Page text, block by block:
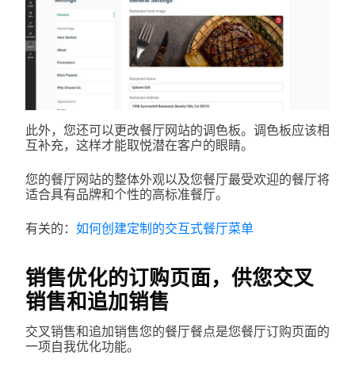
此外，您还可以更改餐厅网站的调色板。调色板应该相
互补充，这样才能取悦潜在客户的眼睛。
您的餐厅网站的整体外观以及您餐厅最受欢迎的餐厅将
适合具有品牌和个性的高标准餐厅。
有关的： 如何创建定制的交互式餐厅菜单
销售优化的订购页面，供您交叉
销售和追加销售
交叉销售和追加销售您的餐厅餐点是您餐厅订购页面的
一项自我优化功能。